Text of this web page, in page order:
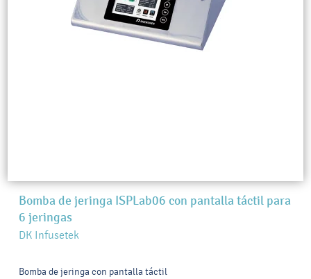
Bomba de jeringa ISPLab06 con pantalla táctil para
6 jeringas
DK Infusetek
Bomba de jeringa con pantalla táctil